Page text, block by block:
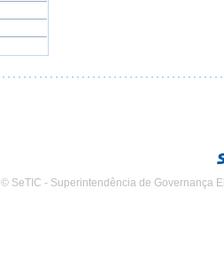
© SeTIC - Superintendência de Governança